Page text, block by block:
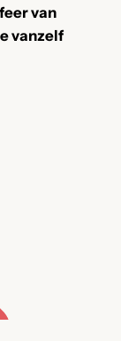
van
vanzelf